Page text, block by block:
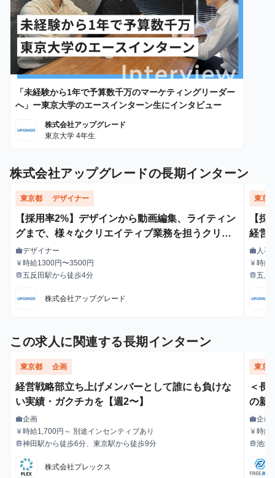
「未経験から1年で予算数千万のマーケティングリーダー
へ」ー東京大学のエースインターン生にインタビュー
株式会社アップグレード
東京大学 4年生
株式会社アップグレードの長期インターン
東京都 デザイナー
【採用率2%】デザインから動画編集、ライティン
グまで、様々なクリエイティブ業務を担うクリエ
イティブデザイナー - 文理/学歴不問
職種
workデザイナー
給与
currency_yen時給1300円〜3500円
最寄駅
train五反田駅から徒歩4分
株式会社アップグレード
東京
【
経営
職種
work 人事
給与
currency_yen時給
最寄駅
train五反
この求人に関連する長期インターン
東京都 企画
経営戦略部立ち上げメンバーとして誰にも負けな
い実績・ガクチカを【週2〜】
職種
work企画
給与
currency_yen時給1,700円～ 別途インセンティブあり
最寄駅
train神田駅から徒歩6分、東京駅から徒歩9分
株式会社プレックス
東京
＜長
の新
職種
work企画
給与
currency_yen時給
最寄駅
train池袋